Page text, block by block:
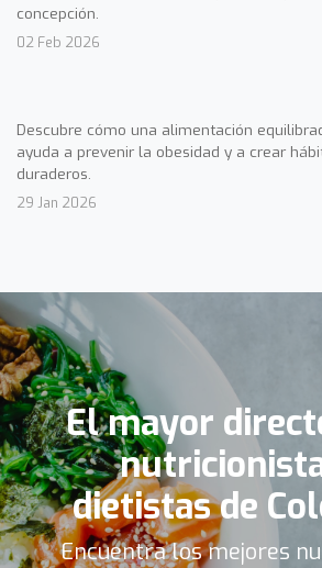
concepción.
02 Feb 2026
Descubre cómo una alimentación
ayuda a prevenir la obesidad y a crear
duraderos.
29 Jan 2026
El mayor
dietistas de
Encuentra los mejores